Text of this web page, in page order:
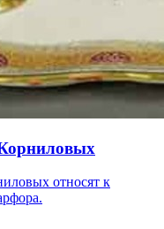
относят к